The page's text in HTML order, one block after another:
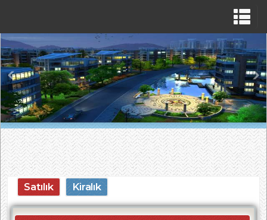
Satılık Kiralık